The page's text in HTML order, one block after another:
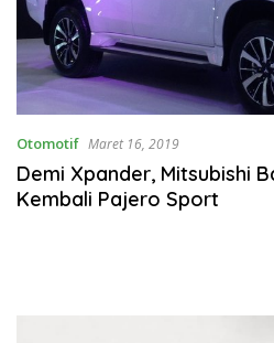
Otomotif Maret 16, 2019
Demi Xpander, Mitsubishi
Kembali Pajero Sport